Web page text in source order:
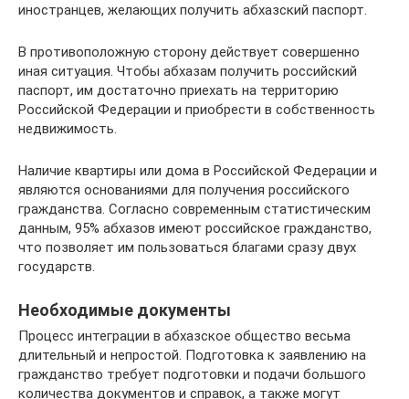
иностранцев, желающих получить абхазский паспорт.
В противоположную сторону действует совершенно
иная ситуация. Чтобы абхазам получить российский
паспорт, им достаточно приехать на территорию
Российской Федерации и приобрести в собственность
недвижимость.
Наличие квартиры или дома в Российской Федерации и
являются основаниями для получения российского
гражданства. Согласно современным статистическим
данным, 95% абхазов имеют российское гражданство,
что позволяет им пользоваться благами сразу двух
государств.
Необходимые документы
Процесс интеграции в абхазское общество весьма
длительный и непростой. Подготовка к заявлению на
гражданство требует подготовки и подачи большого
количества документов и справок, а также могут